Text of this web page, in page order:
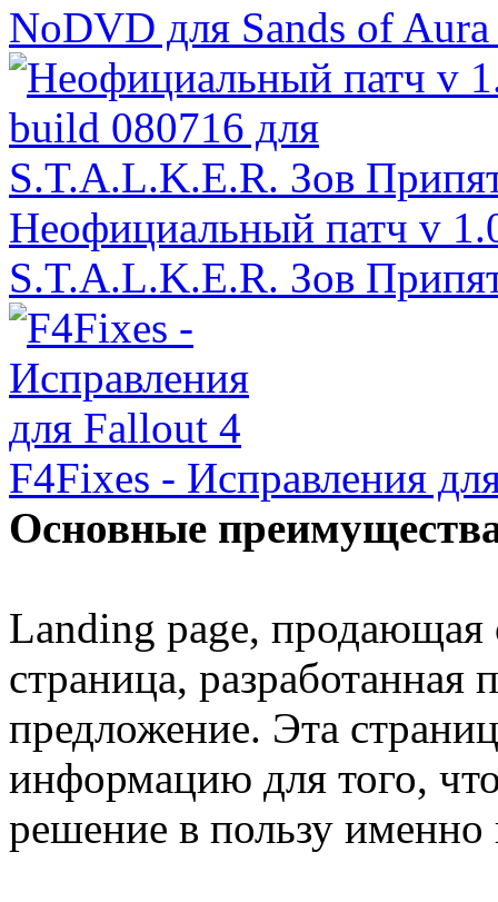
NoDVD для Sands of
Неофициальный патч v
S.T.A.L.K.E.R. Зов
F4Fixes - Исправления
Основные
Landing page, продающая
страница, разработанная
предложение. Эта
информацию для того,
решение в пользу именно